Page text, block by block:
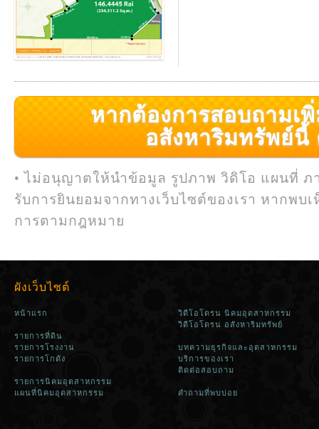
หากต้องการสอบถามเ
อสังหาริมทรัพย์นี้
• ไม่อนุญาตให้นำข้อมูล รูปภาพ วิดิโอ แผนที่ ภ
รับการยินยอมจากทางเว็บไซต์ของเรา หากพบ
การตามกฎหมาย
ผังเว็บไซต์
หน้าแรก
รายการที่ดิน
รายการโรงงาน
รายการโกดัง
รายการนิคมอุตสาหกรรม
แผนที่นิคมอุตสาหกรรม
วิดีโอโดรน นิคมอุตสาหกรรม
วิดีโอโดรน อสังหาริมทรัพย์
บทความธุรกิจและอุตสาหกรรม
บริการของเรา
ติดต่อสอบถาม
คำถามที่พบบ่อย